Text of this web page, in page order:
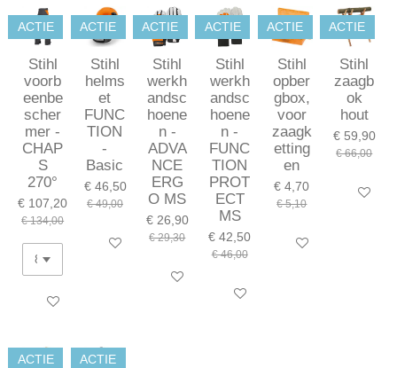
ACTIE
Stihl
voorb
eenbe
scher
mer -
CHAP
S
270°
€ 107,20
€ 134,00
In winkelwagen
ACTIE
Stihl
helms
et
FUNC
TION
-
Basic
€ 46,50
€ 49,00
In winkelwagen
ACTIE
Stihl
werkh
andsc
hoene
n -
ADVA
NCE
ERG
O MS
€ 26,90
€ 29,30
Bekijk details
ACTIE
Stihl
werkh
andsc
hoene
n -
FUNC
TION
PROT
ECT
MS
€ 42,50
€ 46,00
Bekijk details
ACTIE
Stihl
opber
gbox,
voor
zaagk
etting
en
€ 4,70
€ 5,10
In winkelwagen
ACTIE
Stihl
zaagb
ok
hout
€ 59,90
€ 66,00
In
ACTIE ACTIE